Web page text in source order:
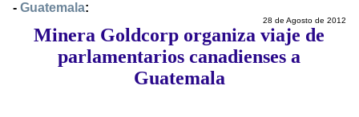
- Guatemala:
28 de Agosto de 2012
Minera Goldcorp organiza viaje de
parlamentarios canadienses a
Guatemala